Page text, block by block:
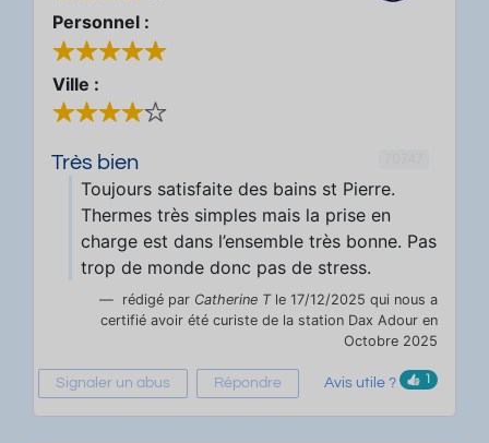
Personnel :
Ville :
Très bien
Toujours satisfaite des bains st Pierre.
Thermes très simples mais la prise en
charge est dans l’ensemble très bonne. Pas
trop de monde donc pas de stress.
rédigé par Catherine Tle 17/12/2025 qui nous a
certifié avoir été curiste de la station Dax Adour en
Octobre 2025
Signaler un abus Répondre Avis utile ? 1